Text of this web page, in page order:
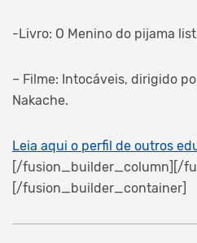
-Livro: O Menino do pijama
– Filme: Intocáveis, dirigido
Nakache.
Leia aqui o perfil de outros
[/fusion_builder_column][/
[/fusion_builder_container]